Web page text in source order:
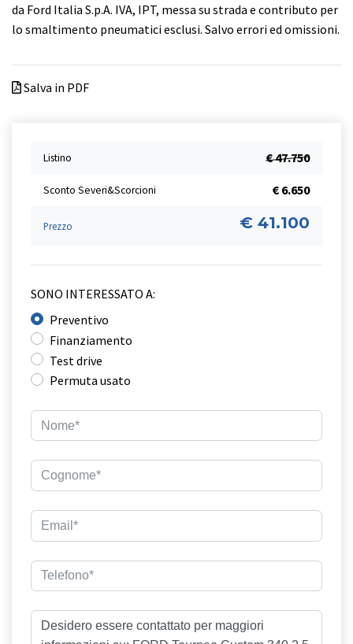
da Ford Italia S.p.A. IVA, IPT, messa su strada e contributo per
lo smaltimento pneumatici esclusi.​ Salvo errori ed omissioni.
Salva in PDF
Listino € 47.750
Sconto Severi&Scorcioni € 6.650
Prezzo € 41.100
SONO INTERESSATO A:
Preventivo
Finanziamento
Test drive
Permuta usato